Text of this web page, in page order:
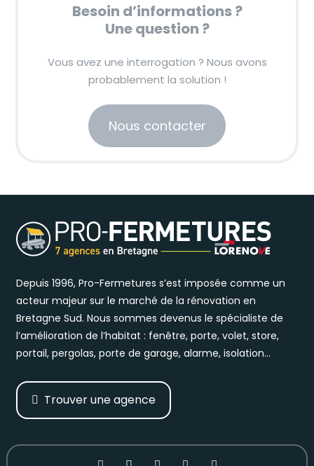
Besoin d’informations ?
Une question ?
Vous avez une interrogation ? Nous avons
probablement la solution !
Nous contacter
Depuis 1996, Pro-Fermetures s’est imposée comme un
acteur majeur sur le marché de la rénovation en
Bretagne Sud. Nous sommes devenus le spécialiste de
l’amélioration de l’habitat : fenêtre, porte, volet, store,
portail, pergolas, porte de garage, alarme, isolation…
Trouver une agence